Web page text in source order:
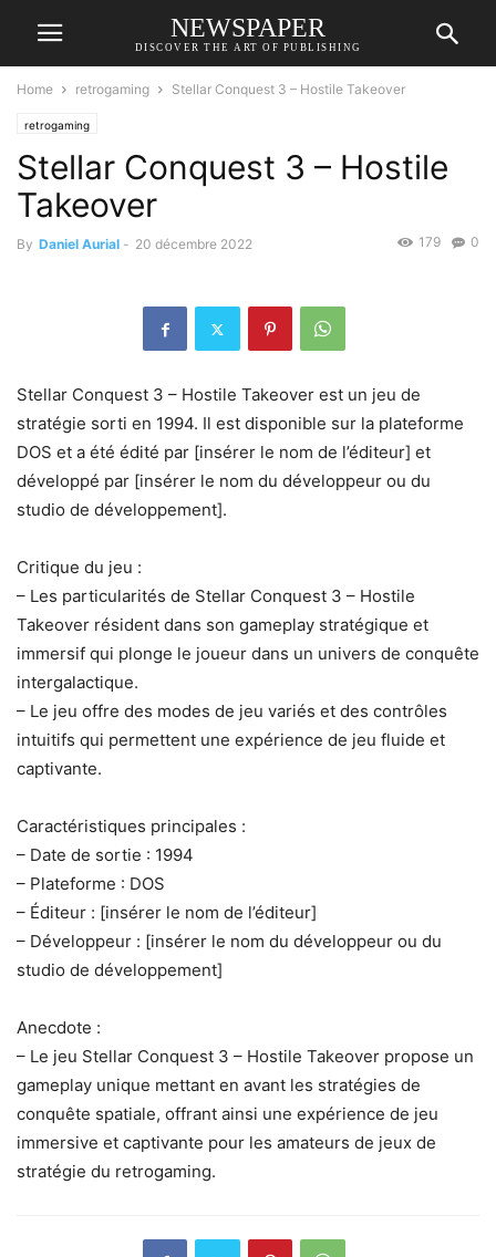
NEWSPAPER
DISCOVER THE ART OF PUBLISHING
Home retrogaming Stellar Conquest 3 – Hostile Takeover
retrogaming
Stellar Conquest 3 – Hostile
Takeover
By Daniel Aurial - 20 décembre 2022 0
179
Stellar Conquest 3 – Hostile Takeover est un jeu de
stratégie sorti en 1994. Il est disponible sur la plateforme
DOS et a été édité par [insérer le nom de l’éditeur] et
développé par [insérer le nom du développeur ou du
studio de développement].
Critique du jeu :
– Les particularités de Stellar Conquest 3 – Hostile
Takeover résident dans son gameplay stratégique et
immersif qui plonge le joueur dans un univers de conquête
intergalactique.
– Le jeu offre des modes de jeu variés et des contrôles
intuitifs qui permettent une expérience de jeu fluide et
captivante.
Caractéristiques principales :
– Date de sortie : 1994
– Plateforme : DOS
– Éditeur : [insérer le nom de l’éditeur]
– Développeur : [insérer le nom du développeur ou du
studio de développement]
Anecdote :
– Le jeu Stellar Conquest 3 – Hostile Takeover propose un
gameplay unique mettant en avant les stratégies de
conquête spatiale, offrant ainsi une expérience de jeu
immersive et captivante pour les amateurs de jeux de
stratégie du retrogaming.